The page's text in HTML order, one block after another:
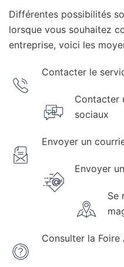
Différentes possibilités
lorsque vous souhaitez
entreprise, voici les
Contacter le
Contacter
sociaux
Envoyer un
Envoyer
Se
Consulter la Foire